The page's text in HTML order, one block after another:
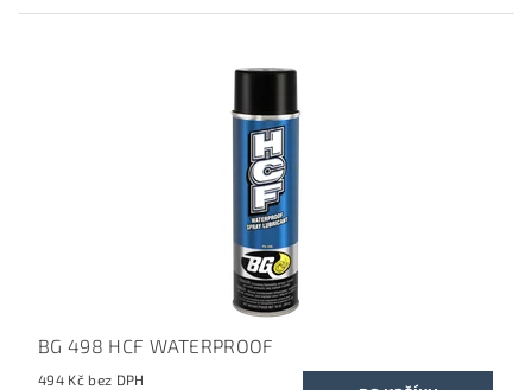
BG 498 HCF WATERPROOF
494 Kč bez DPH